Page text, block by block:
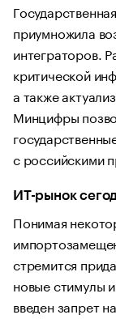
приумножила
интеграторов.
критической
а также
Минцифры
с российскими
ИТ-рынок
Понимая
стремится
новые стимулы
введен запрет